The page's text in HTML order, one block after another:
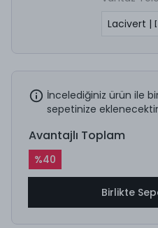
İncelediğiniz ürün ile
sepetinize
Avantajlı Toplam
%40
Birlikte